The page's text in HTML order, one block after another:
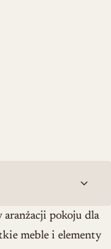
pokoju dla
meble i elementy